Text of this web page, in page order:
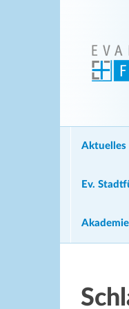
Aktuelles
Ev.